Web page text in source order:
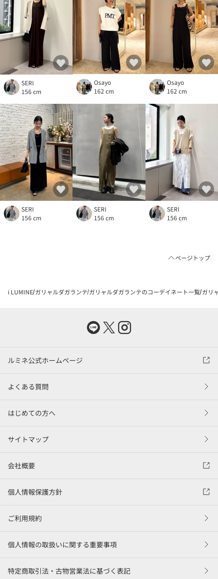
SERI
156 cm
Osayo
162 cm
Osayo
162 cm
SERI
156 cm
SERI
156 cm
SERI
156 cm
ページトップ
i LUMINE ガリャルダガランテ ガリャルダガランテのコーデイネート一覧 ガリ
ルミネ公式ホームページ
よくある質問
はじめての方へ
サイトマップ
会社概要
個人情報保護方針
ご利用規約
個人情報の取扱いに関する重要事項
特定商取引法・古物営業法に基づく表記